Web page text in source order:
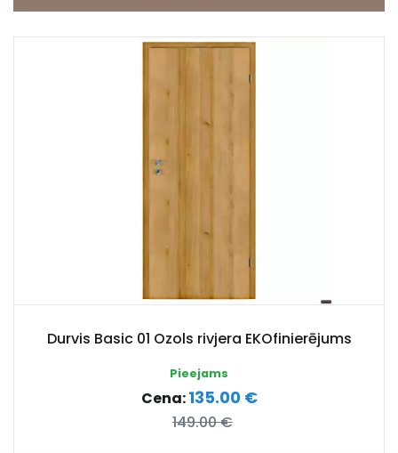
Durvis Basic 01 Ozols rivjera EKOfinierējums
Pieejams
Cena:135.00 €
149.00 €